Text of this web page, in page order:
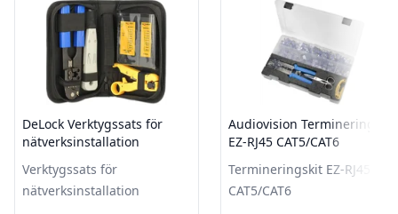
DeLock Verktygssats för
nätverksinstallation
Verktygssats för
nätverksinstallation
Audiovision Termineringskit
EZ-RJ45 CAT5/CAT6
Termineringskit EZ-RJ45
CAT5/CAT6